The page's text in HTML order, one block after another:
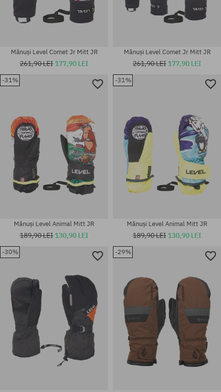
Mănuși Level Comet Jr Mitt JR
261,90 LEI 177,90 LEI
Mănuși Level Comet Jr Mitt JR
261,90 LEI 177,90 LEI
-31%
Mănuși Level Animal Mitt JR
189,90 LEI 130,90 LEI
-31%
Mănuși Level Animal Mitt JR
189,90 LEI 130,90 LEI
-30% -29%